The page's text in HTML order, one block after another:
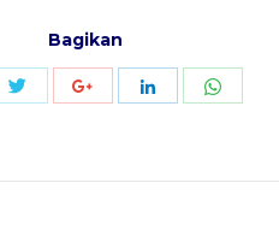
Bagikan
Share
Share